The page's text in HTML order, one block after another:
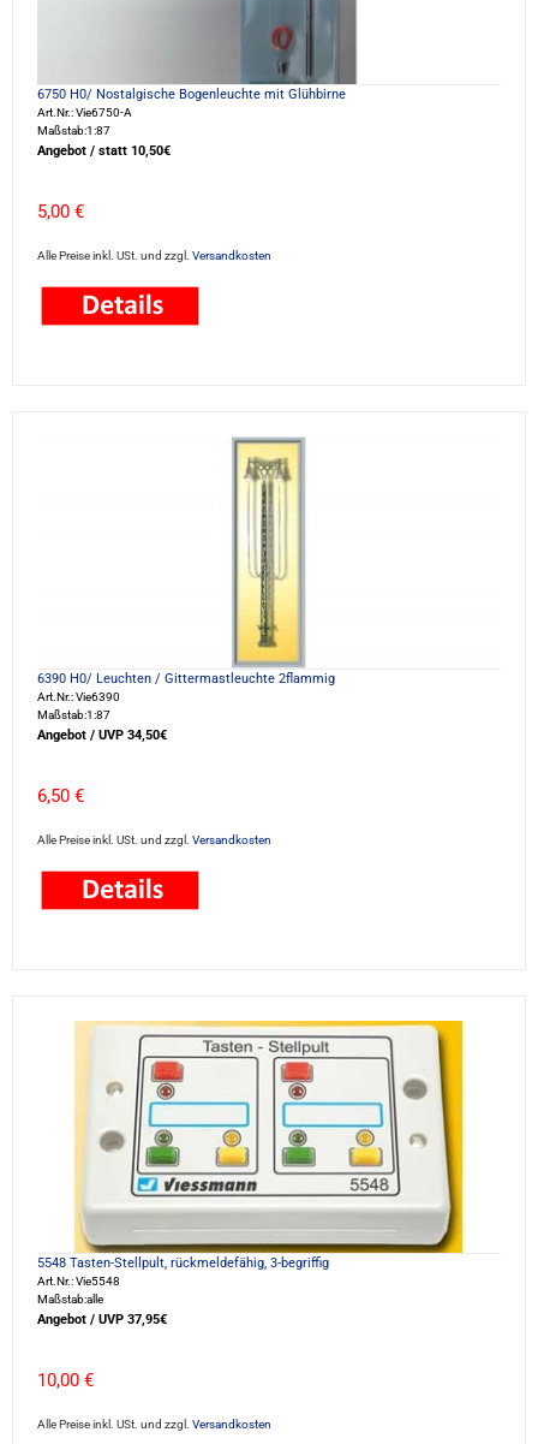
6750 H0/ Nostalgische Bogenleuchte mit Glühbirne
Art.Nr.: Vie6750-A
Maßstab:1:87
Angebot / statt 10,50€
5,00 €
Alle Preise inkl. USt. und zzgl. Versandkosten
6390 H0/ Leuchten / Gittermastleuchte 2flammig
Art.Nr.: Vie6390
Maßstab:1:87
Angebot / UVP 34,50€
6,50 €
Alle Preise inkl. USt. und zzgl. Versandkosten
5548 Tasten-Stellpult, rückmeldefähig, 3-begriffig
Art.Nr.: Vie5548
Maßstab:alle
Angebot / UVP 37,95€
10,00 €
Alle Preise inkl. USt. und zzgl. Versandkosten